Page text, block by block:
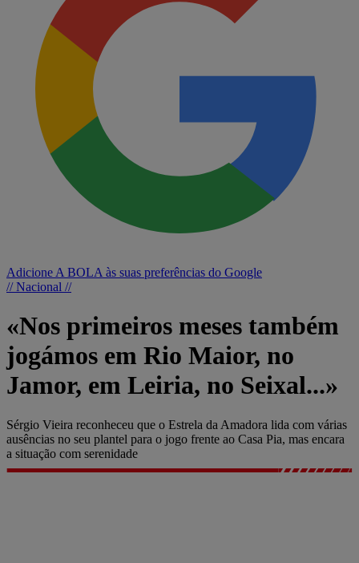
Adicione A BOLA às suas preferências do Google
// Nacional //
«Nos primeiros meses também
jogámos em Rio Maior, no
Jamor, em Leiria, no Seixal...»
Sérgio Vieira reconheceu que o Estrela da Amadora lida com várias
ausências no seu plantel para o jogo frente ao Casa Pia, mas encara
a situação com serenidade